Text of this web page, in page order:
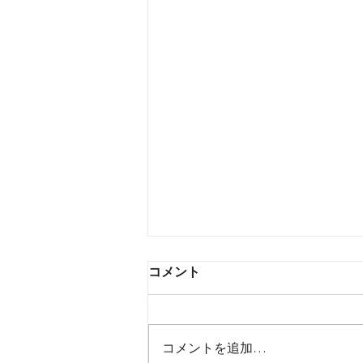
株式会社Qinowa プライバシ
ーポリシー改定のお知らせ
療」の未来
いただき、誠にありがとうござい
コメント
コメントを追加…